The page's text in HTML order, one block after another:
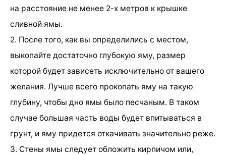
на расстояние не менее 2-х метров к крышке
сливной ямы.
2. После того, как вы определились с местом,
выкопайте достаточно глубокую яму, размер
которой будет зависеть исключительно от вашего
желания. Лучше всего прокопать яму на такую
глубину, чтобы дно ямы было песчаным. В таком
случае большая часть воды будет впитываться в
грунт, и яму придется откачивать значительно реже.
3. Стены ямы следует обложить кирпичом или,